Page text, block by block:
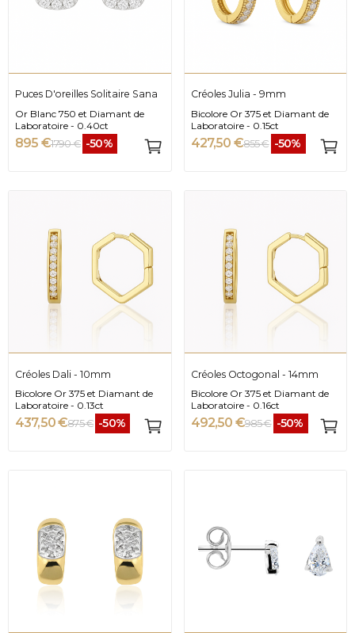
Puces D'oreilles Solitaire Sana
Or Blanc 750 et Diamant de
Laboratoire - 0.40ct
895 €1 790 € -50%
Créoles Julia - 9mm
Bicolore Or 375 et Diamant de
Laboratoire - 0.15ct
427,50 €855 € -50%
Créoles Dali - 10mm
Bicolore Or 375 et Diamant de
Laboratoire - 0.13ct
437,50 €875 € -50%
Créoles Octogonal - 14mm
Bicolore Or 375 et Diamant de
Laboratoire - 0.16ct
492,50 €985 € -50%